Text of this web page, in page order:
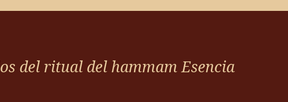
acción del vapor, favoreciendo la absorción de la hidratación.
beneficios del tratamiento. La bañera con sal y naranja, la ducha
Un espacio de relajación donde el cuerpo integra el tratamiento,
del ritual del hammam Esencia